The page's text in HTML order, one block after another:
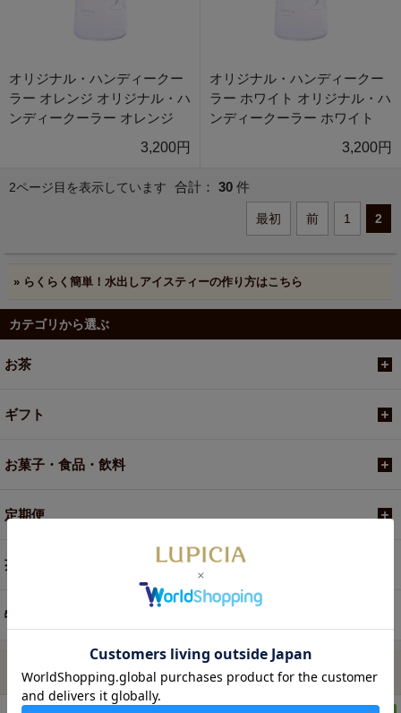
オリジナル・ハンディークー
ラー オレンジ オリジナル・ハ
ンディークーラー オレンジ
3,200円
オリジナル・ハンディークー
ラー ホワイト オリジナル・ハ
ンディークーラー ホワイト
3,200円
2ページ目を表示しています 合計： 30 件
最初 前 1 2
» らくらく簡単！水出しアイスティーの作り方はこちら
カテゴリから選ぶ
お茶
ギフト
お菓子・食品・飲料
定期便
茶器・オリジナルグッズ
特別商品・お取り寄せ